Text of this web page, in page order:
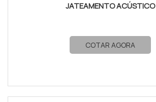
JATEAMENTO ACÚSTICO
COTAR AGORA